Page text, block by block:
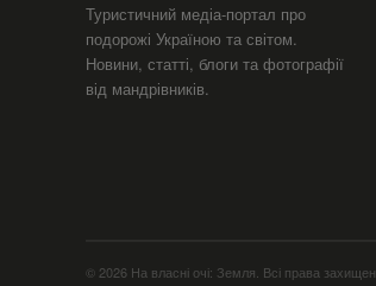
Туристичний медіа-портал про
подорожі Україною та світом.
Новини, статті, блоги та фотографії
від мандрівників.
© 2026 На власні очі: Земля. Всі права